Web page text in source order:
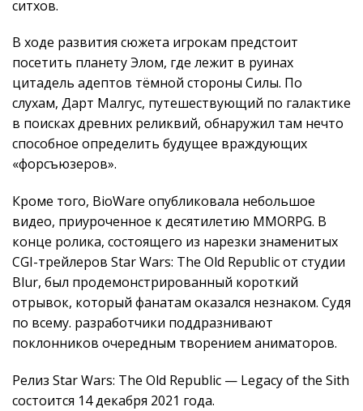
ситхов.
В ходе развития сюжета игрокам предстоит
посетить планету Элом, где лежит в руинах
цитадель адептов тёмной стороны Силы. По
слухам, Дарт Малгус, путешествующий по галактике
в поисках древних реликвий, обнаружил там нечто
способное определить будущее враждующих
«форсъюзеров».
Кроме того, BioWare опубликовала небольшое
видео, приуроченное к десятилетию MMORPG. В
конце ролика, состоящего из нарезки знаменитых
CGI-трейлеров Star Wars: The Old Republic от студии
Blur, был продемонстрированный короткий
отрывок, который фанатам оказался незнаком. Судя
по всему. разработчики поддразнивают
поклонников очередным творением аниматоров.
Релиз Star Wars: The Old Republic — Legacy of the Sith
состоится 14 декабря 2021 года.